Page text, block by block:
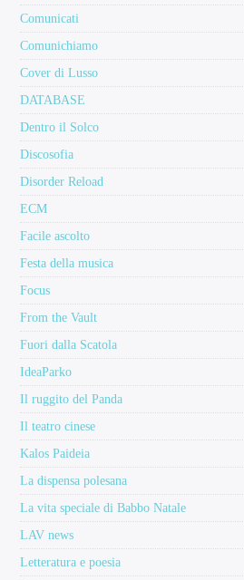
Comunicati
Comunichiamo
Cover di Lusso
DATABASE
Dentro il Solco
Discosofia
Disorder Reload
ECM
Facile ascolto
Festa della musica
Focus
From the Vault
Fuori dalla Scatola
IdeaParko
Il ruggito del Panda
Il teatro cinese
Kalos Paideia
La dispensa polesana
La vita speciale di Babbo Natale
LAV news
Letteratura e poesia